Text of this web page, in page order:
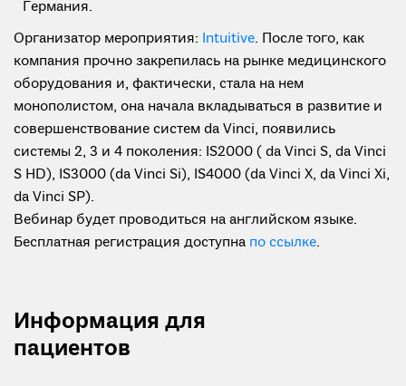
Германия.
Организатор мероприятия: Intuitive. После того, как
компания прочно закрепилась на рынке медицинского
оборудования и, фактически, стала на нем
монополистом, она начала вкладываться в развитие и
совершенствование систем da Vinci, появились
системы 2, 3 и 4 поколения: IS2000 ( da Vinci S, da Vinci
S HD), IS3000 (da Vinci Si), IS4000 (da Vinci X, da Vinci Xi,
da Vinci SP).
Вебинар будет проводиться на английском языке.
Бесплатная регистрация доступна по ссылке.
Информация для
пациентов